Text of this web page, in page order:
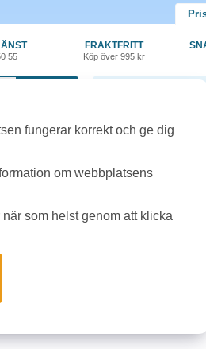
55
FRAKTFRITT
Köp över 995 kr
Smart höj-/sänkbart 2000x1200
höger Ergofunk
stativ av hög kvalitet med två
ben och slaglängd 500 mm.
100 kg vid utbredd belastning.
bordsskiva: 2000x1200 mm. Frakt
returrätt
fungerar korrekt och ge dig
om webbplatsens
som helst genom att klicka